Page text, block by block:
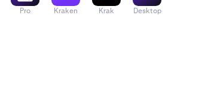
Pro Kraken Krak Desktop